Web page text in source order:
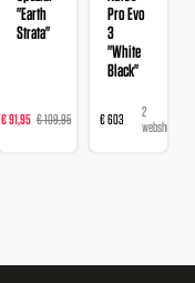
webshops
"Earth
Strata"
€ 91,95 € 109,95
webshops
Pro Evo
3
"White
Black"
€ 603
2
webshops